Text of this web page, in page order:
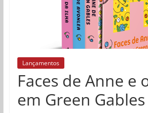
Lançamentos
Faces de Anne e
em Green Gables